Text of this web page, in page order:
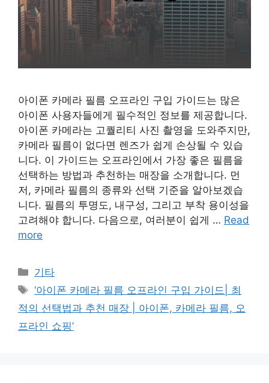
아이폰 카메라 필름 오프라인 구입 가이드는 많은
아이폰 사용자들에게 필수적인 정보를 제공합니다.
아이폰 카메라는 고퀄리티 사진 촬영을 도와주지만,
카메라 필름이 없다면 렌즈가 쉽게 손상될 수 있습
니다. 이 가이드는 오프라인에서 가장 좋은 필름을
선택하는 방법과 추천하는 매장을 소개합니다. 먼
저, 카메라 필름의 종류와 선택 기준을 알아보겠습
니다. 필름의 투명도, 내구성, 그리고 부착 용이성을
고려해야 합니다. 다음으로, 여러분이 쉽게 … Read
more
Categories
기타
Tags
‘아이폰 카메라 필름 오프라인 구입 가이드| 최
적의 선택법과 추천 매장 | 아이폰, 카메라 필름, 오
프라인 쇼핑’